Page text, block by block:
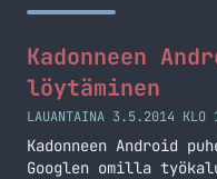
Kadonneen
löytäminen
LAUANTAINA 3.5.2014 KLO
Kadonneen Android
Googlen omilla